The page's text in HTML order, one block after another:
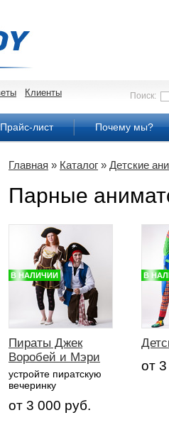
Клиенты Поиск:
Прайс-лист Почему мы?
Главная » Каталог » Детские
Парные
В НАЛИЧИИ
Пираты Джек
Воробей и Мэри
устройте пиратскую
вечеринку
от 3 000 руб.
В
от